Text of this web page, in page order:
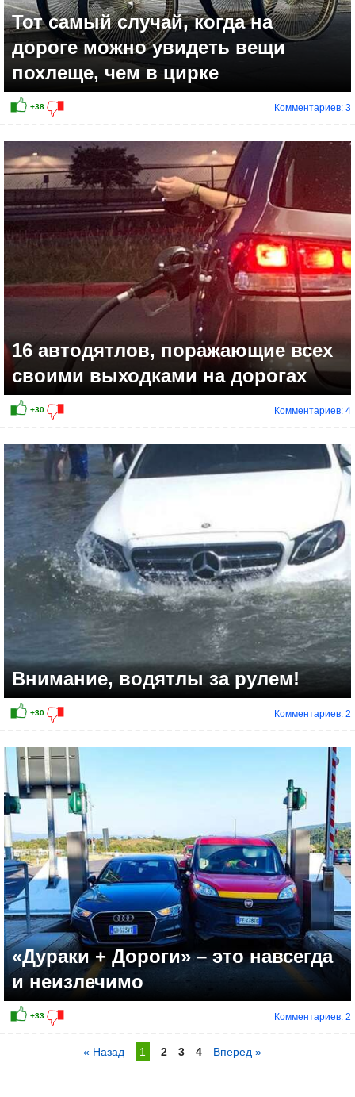
+33
Тот самый случай, когда на
дороге можно увидеть вещи
похлеще, чем в цирке
Комментариев: 3
16 автодятлов, поражающие всех
своими выходками на дорогах
Комментариев: 4
Внимание, водятлы за рулем!
Комментариев: 2
«Дураки + Дороги» – это навсегда
и неизлечимо
Комментариев: 2
« Назад 1 2 3 4 Вперед »